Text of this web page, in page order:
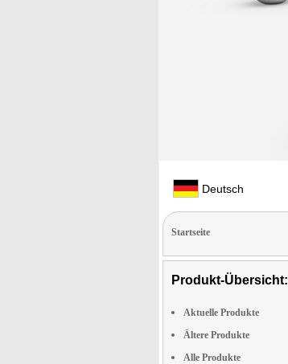
Deutsch
Startseite
Produkt-Übersicht:
Aktuelle Produkte
Ältere Produkte
Alle Produkte